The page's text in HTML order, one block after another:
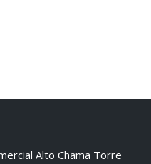
Alto Chama Torre